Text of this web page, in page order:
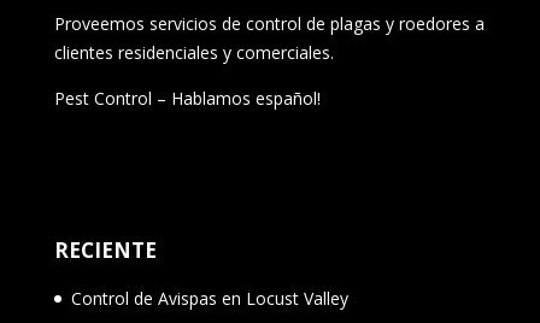
Proveemos servicios de control de plagas y roedores a
clientes residenciales y comerciales.
Pest Control – Hablamos español!
RECIENTE
Control de Avispas en Locust Valley